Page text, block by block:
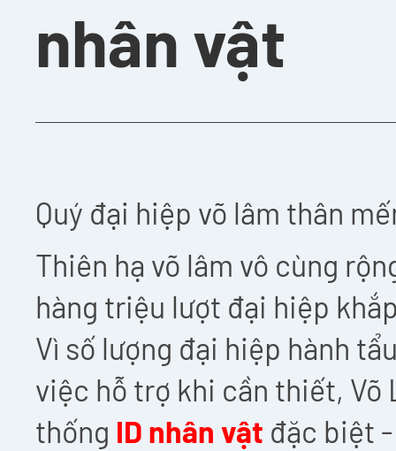
nhân vật
Quý đại hiệp võ lâm thân
Thiên hạ võ lâm vô cùng
hàng triệu lượt đại hiệp
Vì số lượng đại hiệp hành
việc hỗ trợ khi cần thiết, Võ
thống ID nhân vật đặc biệt